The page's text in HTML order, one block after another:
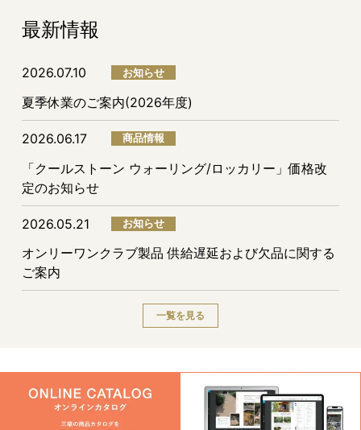
最新情報
2026.07.10 お知らせ
夏季休業のご案内(2026年度)
2026.06.17 商品情報
「クールストーン ウォーリング/ロッカリー」価格改
定のお知らせ
2026.05.21 お知らせ
オンリーワンクラブ製品 供給遅延および欠品に関する
ご案内
一覧を見る